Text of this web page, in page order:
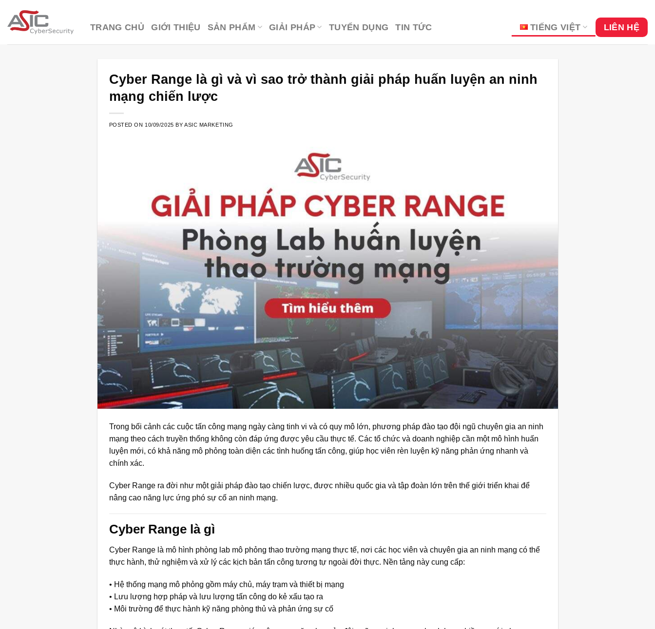
content
TRANG CHỦ GIỚI THIỆU SẢN PHẨM GIẢI PHÁP TUYỂN DỤNG TIN TỨC TIẾNG VIỆT LIÊN HỆ
Cyber Range là gì và vì sao trở thành giải pháp huấn luyện an ninh
mạng chiến lược
POSTED ON 10/09/2025 BY ASIC MARKETING
Trong bối cảnh các cuộc tấn công mạng ngày càng tinh vi và có quy mô lớn, phương pháp đào tạo đội ngũ chuyên gia an ninh
mạng theo cách truyền thống không còn đáp ứng được yêu cầu thực tế. Các tổ chức và doanh nghiệp cần một mô hình huấn
luyện mới, có khả năng mô phỏng toàn diện các tình huống tấn công, giúp học viên rèn luyện kỹ năng phản ứng nhanh và
chính xác.
Cyber Range ra đời như một giải pháp đào tạo chiến lược, được nhiều quốc gia và tập đoàn lớn trên thế giới triển khai để
nâng cao năng lực ứng phó sự cố an ninh mạng.
Cyber Range là gì
Cyber Range là mô hình phòng lab mô phỏng thao trường mạng thực tế, nơi các học viên và chuyên gia an ninh mạng có thể
thực hành, thử nghiệm và xử lý các kịch bản tấn công tương tự ngoài đời thực. Nền tảng này cung cấp:
• Hệ thống mạng mô phỏng gồm máy chủ, máy trạm và thiết bị mạng
• Lưu lượng hợp pháp và lưu lượng tấn công do kẻ xấu tạo ra
• Môi trường để thực hành kỹ năng phòng thủ và phản ứng sự cố